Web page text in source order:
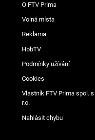
O FTV Prima
Volná místa
Reklama
HbbTV
Podmínky užívání
Cookies
Vlastník FTV Prima spol. s
r.o.
Nahlásit chybu